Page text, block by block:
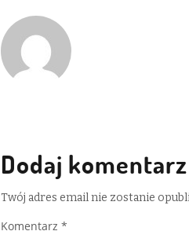
Dodaj komentarz
Twój adres email nie zostanie
Komentarz *